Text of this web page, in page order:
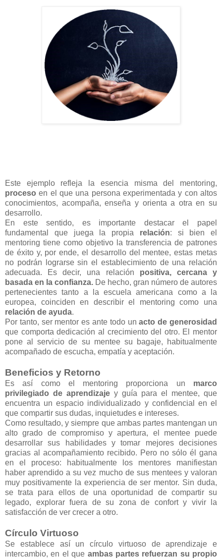
Este ejemplo refleja la esencia misma del mentoring,
proceso en el que una persona experimentada y con altos
conocimientos, acompaña, enseña y orienta a otra en su
desarrollo.
En este sentido, es importante destacar el papel
fundamental que juega la propia relación: si bien el
mentoring tiene como objetivo la transferencia de patrones
de éxito y, por ende, el desarrollo del mentee, estas metas
no podrán lograrse sin el establecimiento de una relación
adecuada. Es decir, una relación positiva, cercana y
basada en la confianza. De hecho, gran número de autores
pertenecientes tanto a la escuela americana como a la
europea, coinciden en describir el mentoring como una
relación de ayuda.
Por tanto, ser mentor es ante todo unacto de generosidad
que comporta dedicación al crecimiento del otro. El mentor
pone al servicio de su mentee su bagaje, habitualmente
acompañado de escucha, empatía y aceptación.
Beneficios y Retorno
Es así como el mentoring proporciona un marco
privilegiado de aprendizaje y guía para el mentee, que
encuentra un espacio individualizado y confidencial en el
que compartir sus dudas, inquietudes e intereses.
Como resultado, y siempre que ambas partes mantengan un
alto grado de compromiso y apertura, el mentee puede
desarrollar sus habilidades y tomar mejores decisiones
gracias al acompañamiento recibido. Pero no sólo él gana
en el proceso: habitualmente los mentores manifiestan
haber aprendido a su vez mucho de sus mentees y valoran
muy positivamente la experiencia de ser mentor. Sin duda,
se trata para ellos de una oportunidad de compartir su
legado, explorar fuera de su zona de confort y vivir la
satisfacción de ver crecer a otro.
Círculo Virtuoso
Se establece así un círculo virtuoso de aprendizaje e
intercambio, en el que ambas partes refuerzan su propio